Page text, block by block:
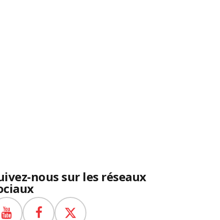
nous sur les réseaux